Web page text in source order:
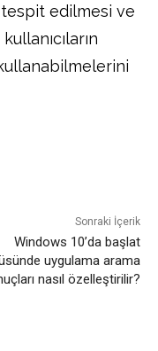
tespit edilmesi ve
Sonraki İçerik
Windows 10’da başlat
uygulama arama
nasıl özelleştirilir?